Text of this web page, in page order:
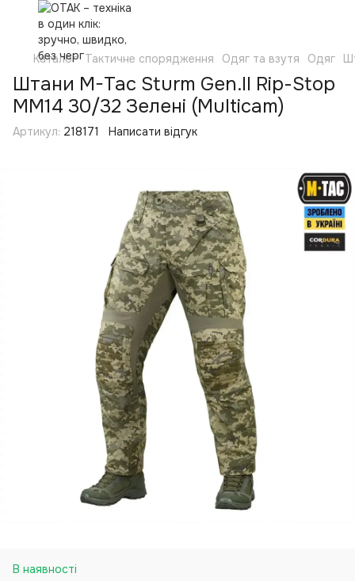
Каталог Тактичне спорядження Одяг та взутя Одяг
Штани M-Tac Sturm Gen.II Rip-Stop
MM14 30/32 Зелені (Multicam)
Артикул: 218171 Написати відгук
В наявності